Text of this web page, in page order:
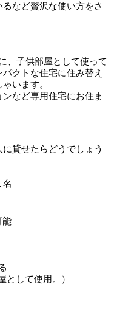
など贅沢な使い方をさ
、子供部屋として使って
クトな住宅に住み替え
います。
など専用住宅にお住ま
貸せたらどうでしょう
名
能
として使用。）